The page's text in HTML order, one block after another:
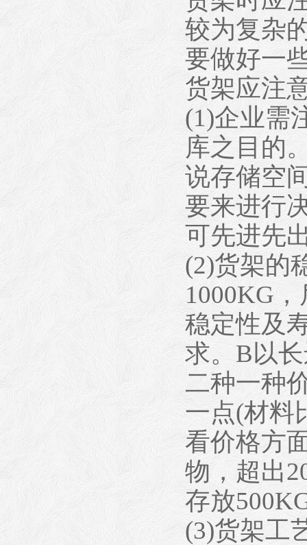
较为复杂
要做好一
货架应注
(1)企业需
库之目的
说存储空
要来进行
可先进先
(2)货架的
1000KG
稳定性及
求。B以
二种一种
一点(材料
看价格方
物，超出
存放
(3)货架工